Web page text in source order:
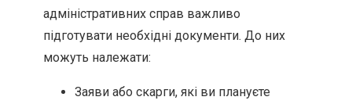
адміністративних справ важливо
підготувати необхідні документи. До них
можуть належати:
Заяви або скарги, які ви плануєте